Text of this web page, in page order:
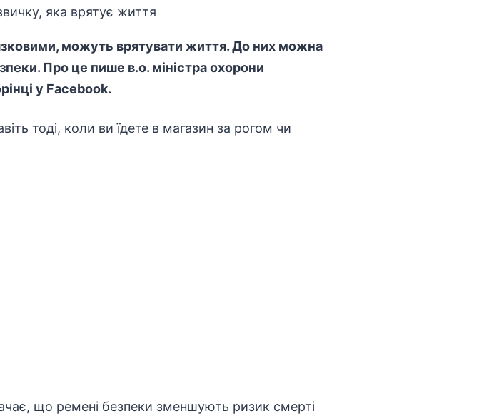
можуть врятувати життя. До них можна
Про це пише в.о. міністра охорони
у Facebook.
тоді, коли ви їдете в магазин за рогом чи
що ремені безпеки зменшують ризик смерті